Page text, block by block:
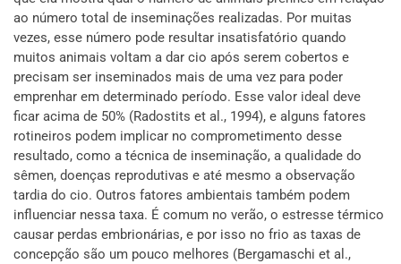
ao número total de inseminações realizadas. Por muitas
vezes, esse número pode resultar insatisfatório quando
muitos animais voltam a dar cio após serem cobertos e
precisam ser inseminados mais de uma vez para poder
emprenhar em determinado período. Esse valor ideal deve
ficar acima de 50% (Radostits et al., 1994), e alguns fatores
rotineiros podem implicar no comprometimento desse
resultado, como a técnica de inseminação, a qualidade do
sêmen, doenças reprodutivas e até mesmo a observação
tardia do cio. Outros fatores ambientais também podem
influenciar nessa taxa. É comum no verão, o estresse térmico
causar perdas embrionárias, e por isso no frio as taxas de
concepção são um pouco melhores (Bergamaschi et al.,